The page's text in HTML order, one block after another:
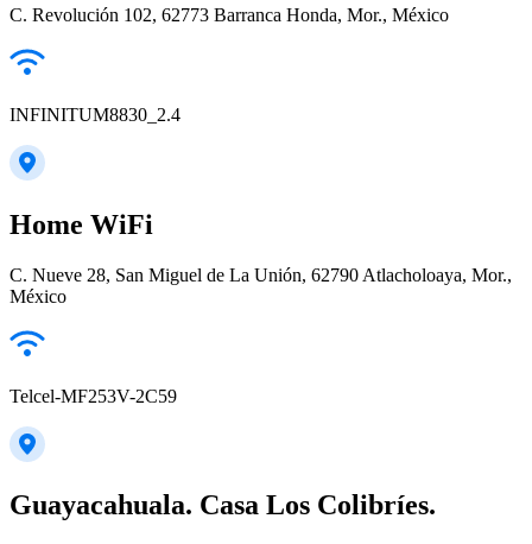
C. Revolución 102, 62773 Barranca Honda, Mor., México
INFINITUM8830_2.4
Home WiFi
C. Nueve 28, San Miguel de La Unión, 62790 Atlacholoaya, Mor.,
México
Telcel-MF253V-2C59
Guayacahuala. Casa Los Colibríes.